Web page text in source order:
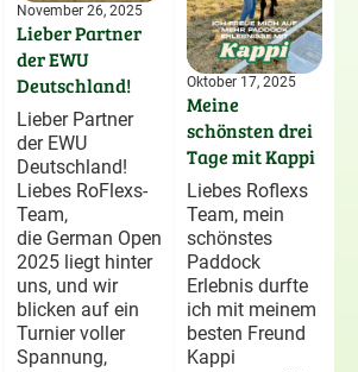
November 26, 2025
Lieber Partner
der EWU
Deutschland!
Lieber Partner
der EWU
Deutschland!
Liebes RoFlexs-
Team,
die German Open
2025 liegt hinter
uns, und wir
blicken auf ein
Turnier voller
Spannung,
Oktober 17, 2025
Meine
schönsten drei
Tage mit Kappi
Liebes Roflexs
Team, mein
schönstes
Paddock
Erlebnis durfte
ich mit meinem
besten Freund
Kappi